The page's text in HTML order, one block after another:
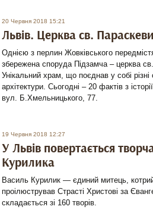
20 Червня 2018 15:21
Львів. Церква св.
Однією з перлин Жовківського
збережена споруда Підзамча – церква
Унікальний храм, що поєднав у собі
архітектури. Сьогодні – 20 фактів з
вул. Б.Хмельницького, 77.
19 Червня 2018 12:27
У Львів повертається
Курилика
Василь Курилик — єдиний митець,
проілюстрував Страсті Христові за
складається зi 160 творів.